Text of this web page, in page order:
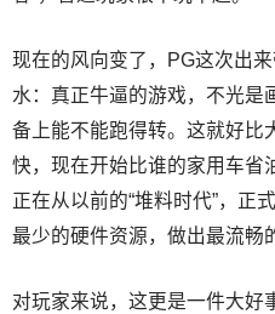
现在的风向变了，PG这次出
水：真正牛逼的游戏，不光是
备上能不能跑得转。这就好比
快，现在开始比谁的家用车省
正在从以前的“堆料时代”，正
最少的硬件资源，做出最流畅
对玩家来说，这更是一件大好